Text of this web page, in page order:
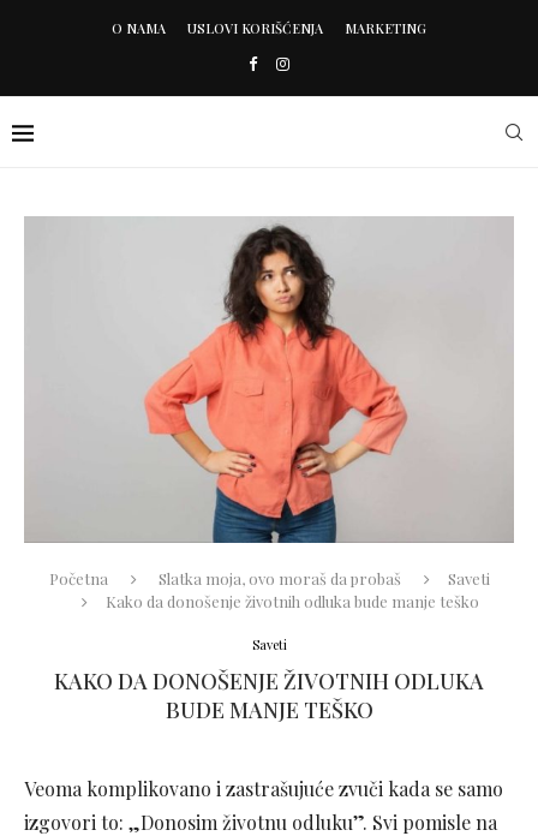
O NAMA USLOVI KORIŠĆENJA MARKETING
Početna Slatka moja, ovo moraš da probaš
Saveti
Kako da donošenje životnih odluka bude manje teško
Saveti
KAKO DA DONOŠENJE ŽIVOTNIH ODLUKA
BUDE MANJE TEŠKO
Veoma komplikovano i zastrašujuće zvuči kada se samo
izgovori to: „Donosim životnu odluku”. Svi pomisle na